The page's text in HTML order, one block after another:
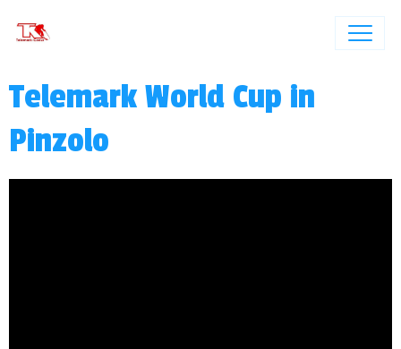
Telemark World Cup in
Pinzolo